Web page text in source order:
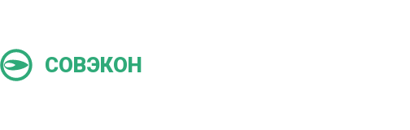
СОВЭКОН